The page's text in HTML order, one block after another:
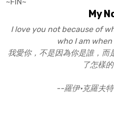
My
I love you not because of
who I am
我愛你，不是因為你是誰，而
了怎樣的
--羅伊·克羅夫